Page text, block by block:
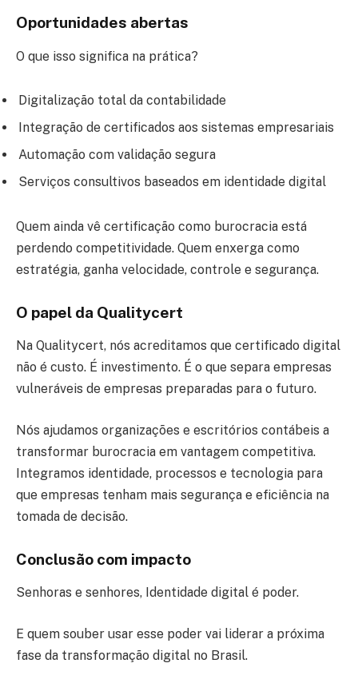
Oportunidades abertas
O que isso significa na prática?
Digitalização total da contabilidade
Integração de certificados aos sistemas empresariais
Automação com validação segura
Serviços consultivos baseados em identidade digital
Quem ainda vê certificação como burocracia está
perdendo competitividade. Quem enxerga como
estratégia, ganha velocidade, controle e segurança.
O papel da Qualitycert
Na Qualitycert, nós acreditamos que certificado digital
não é custo. É investimento. É o que separa empresas
vulneráveis de empresas preparadas para o futuro.
Nós ajudamos organizações e escritórios contábeis a
transformar burocracia em vantagem competitiva.
Integramos identidade, processos e tecnologia para
que empresas tenham mais segurança e eficiência na
tomada de decisão.
Conclusão com impacto
Senhoras e senhores, Identidade digital é poder.
E quem souber usar esse poder vai liderar a próxima
fase da transformação digital no Brasil.